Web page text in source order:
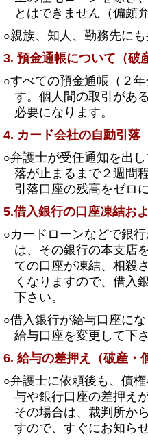
とはできません（偏頗
○親族、知人、勤務先にも
3. 預金通帳について（破
○すべての預金通帳（２
す。個人間の取引があ
必要になります。
4. カード会社の自動引落
○弁護士が受任通知を出
落が止まるまで２週間
引落口座の残高をゼロ
5.借入銀行の口座凍結お
○カードローンなどで銀
は、その銀行の本支店
ての口座が凍結、相殺
くなりますので、借入
下さい。
○借入銀行が給与口座に
給与口座を変更して下さ
6. 給与の差押え（破産・
○弁護士に依頼後も、債
与や銀行口座の差押え
その場合は、裁判所か
すので、すぐにお知ら